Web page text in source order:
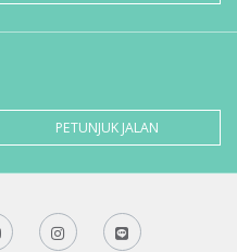
PETUNJUK JALAN